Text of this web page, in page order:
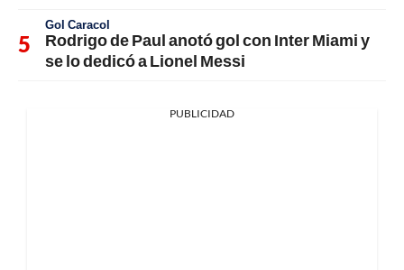
Gol Caracol
Rodrigo de Paul anotó gol con Inter Miami y
se lo dedicó a Lionel Messi
PUBLICIDAD